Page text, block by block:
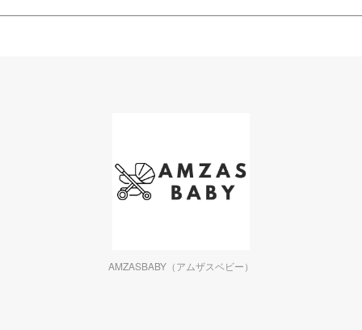
AMZASBABY（アムザスベビー）